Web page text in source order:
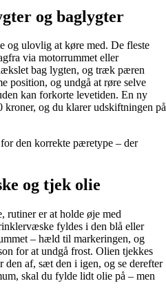
og baglygter
og ulovlig at køre med. De fleste
via motorrummet eller
bag lygten, og træk pæren
position, og undgå at røre selve
kan forkorte levetiden. En ny
og du klarer udskiftningen på
den korrekte pæretype – der
og tjek olie
rutiner er at holde øje med
fyldes i den blå eller
– hæld til markeringen, og
for at undgå frost. Olien tjekkes
af, sæt den i igen, og se derefter
skal du fylde lidt olie på – men